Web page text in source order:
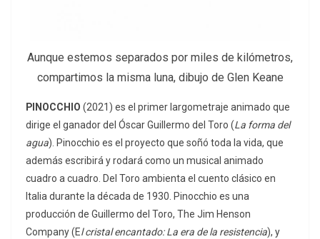
Aunque estemos separados por miles de kilómetros,
compartimos la misma luna, dibujo de Glen Keane
PINOCCHIO (2021) es el primer largometraje animado que
dirige el ganador del Óscar Guillermo del Toro (La forma del
agua). Pinocchio es el proyecto que soñó toda la vida, que
además escribirá y rodará como un musical animado
cuadro a cuadro. Del Toro ambienta el cuento clásico en
Italia durante la década de 1930. Pinocchio es una
producción de Guillermo del Toro, The Jim Henson
Company (El cristal encantado: La era de la resistencia), y